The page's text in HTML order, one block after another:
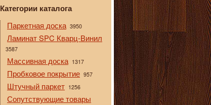
Категории каталога
Паркетная доска 3950
Ламинат SPC Кварц-Винил
3587
Массивная доска 1317
Пробковое покрытие 957
Штучный паркет 1256
Сопутствующие товары